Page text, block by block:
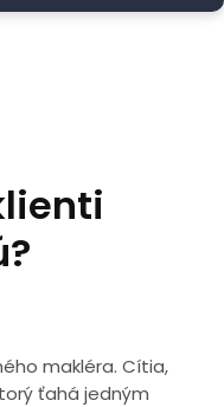
makléra. Cítia,
ťahá jedným